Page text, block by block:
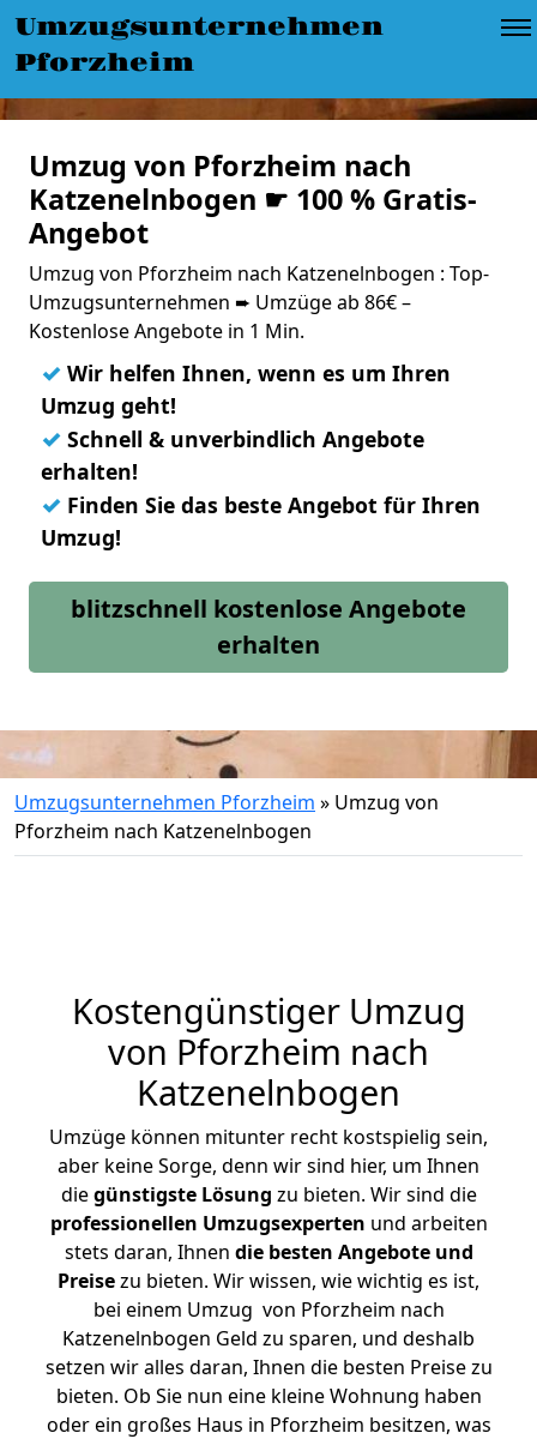
Umzugsunternehmen
Pforzheim
Umzug von Pforzheim nach
Katzenelnbogen ☛ 100 % Gratis-
Angebot
Umzug von Pforzheim nach Katzenelnbogen : Top-
Umzugsunternehmen ➨ Umzüge ab 86€ –
Kostenlose Angebote in 1 Min.
✓ Wir helfen Ihnen, wenn es um Ihren
Umzug geht!
✓ Schnell & unverbindlich Angebote
erhalten!
✓ Finden Sie das beste Angebot für Ihren
Umzug!
blitzschnell kostenlose Angebote
erhalten
Umzugsunternehmen Pforzheim » Umzug von
Pforzheim nach Katzenelnbogen
Kostengünstiger Umzug
von Pforzheim nach
Katzenelnbogen
Umzüge können mitunter recht kostspielig sein,
aber keine Sorge, denn wir sind hier, um Ihnen
diegünstigste Lösung zu bieten. Wir sind die
professionellen Umzugsexperten und arbeiten
stets daran, Ihnen die besten Angebote und
Preisezu bieten. Wir wissen, wie wichtig es ist,
bei einem Umzug von Pforzheim nach
Katzenelnbogen Geld zu sparen, und deshalb
setzen wir alles daran, Ihnen die besten Preise zu
bieten. Ob Sie nun eine kleine Wohnung haben
oder ein großes Haus in Pforzheim besitzen, was